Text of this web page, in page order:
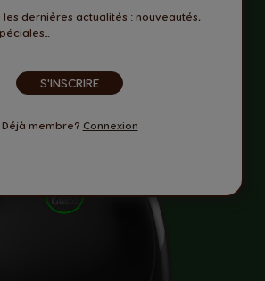
les dernières actualités : nouveautés,
S'INSCRIRE
Déjà membre? Connexion